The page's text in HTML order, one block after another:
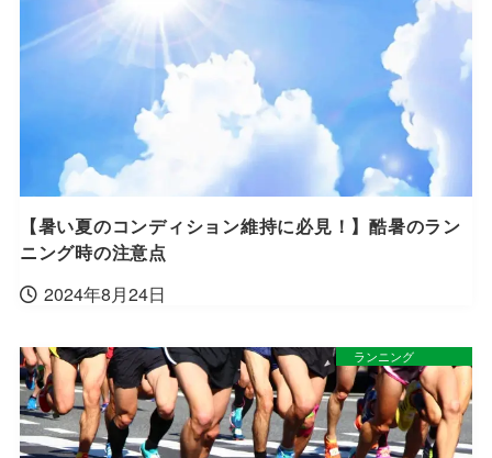
【暑い夏のコンディション維持に必見！】酷暑のラン
ニング時の注意点
2024年8月24日
ランニング